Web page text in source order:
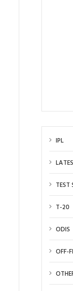
IPL
TEST
T-20
ODIS
OFF-